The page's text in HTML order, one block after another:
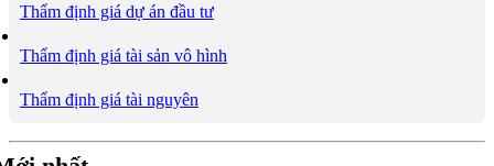
Thẩm định giá dự án đầu tư
Thẩm định giá tài sản vô hình
Thẩm định giá tài nguyên